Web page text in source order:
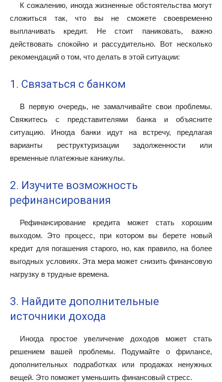
К сожалению, иногда жизненные обстоятельства могут
сложиться так, что вы не сможете своевременно
выплачивать кредит. Не стоит паниковать, важно
действовать спокойно и рассудительно. Вот несколько
рекомендаций о том, что делать в этой ситуации:
1. Связаться с банком
В первую очередь, не замалчивайте свои проблемы.
Свяжитесь с представителями банка и объясните
ситуацию. Иногда банки идут на встречу, предлагая
варианты реструктуризации задолженности или
временные платежные каникулы.
2. Изучите возможность
рефинансирования
Рефинансирование кредита может стать хорошим
выходом. Это процесс, при котором вы берете новый
кредит для погашения старого, но, как правило, на более
выгодных условиях. Эта мера может снизить финансовую
нагрузку в трудные времена.
3. Найдите дополнительные
источники дохода
Иногда простое увеличение доходов может стать
решением вашей проблемы. Подумайте о фрилансе,
дополнительных подработках или продажах ненужных
вещей. Это поможет уменьшить финансовый стресс.